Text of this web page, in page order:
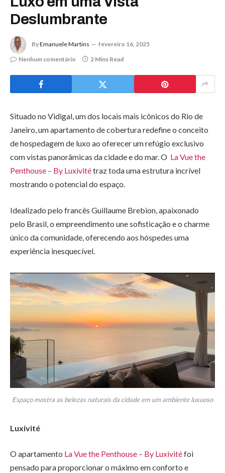
Deslumbrante
ByEmanuele Martins
fevereiro 16, 2025
Nenhum comentário
2 Mins Read
Situado no Vidigal, um dos locais mais icônicos do Rio de
Janeiro, um apartamento de cobertura redefine o conceito
de hospedagem de luxo ao oferecer um refúgio exclusivo
com vistas panorâmicas da cidade e do mar. O La Vue the
Penthouse – By Luxivitétraz toda uma estrutura incrível
mostrando o potencial do espaço.
Idealizado pelo francês Guillaume Brebion, apaixonado
pelo Brasil, o empreendimento une sofisticação e o charme
único da comunidade, oferecendo aos hóspedes uma
experiência inesquecível.
Espaço mostra as belezas naturais da cidade em um ambiente luxuoso
Luxivité
O apartamento La Vue the Penthouse – By Luxivitéfoi
pensado para proporcionar o máximo em conforto e